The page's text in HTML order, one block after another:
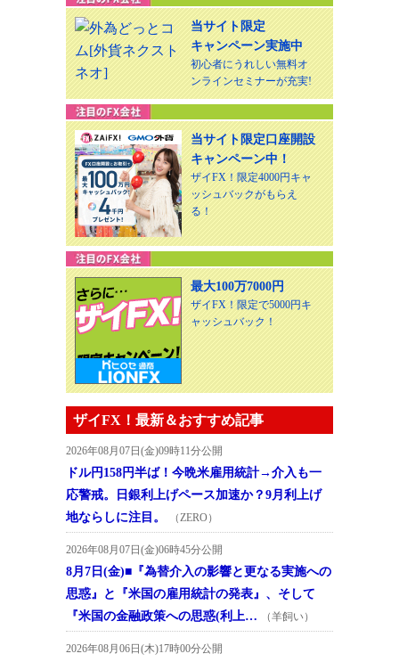
当サイト限定
キャンペーン実施中
初心者にうれしい無料オ
ンラインセミナーが充実!
当サイト限定口座開設
キャンペーン中！
ザイFX！限定4000円キャ
ッシュバックがもらえ
る！
最大100万7000円
ザイFX！限定で5000円キ
ャッシュバック！
ザイFX！最新＆おすすめ記事
2026年08月07日(金)09時11分公開
ドル円158円半ば！今晩米雇用統計→介入も一
応警戒。日銀利上げペース加速か？9月利上げ
地ならしに注目。
（ZERO）
2026年08月07日(金)06時45分公開
8月7日(金)■『為替介入の影響と更なる実施への
思惑』と『米国の雇用統計の発表』、そして
『米国の金融政策への思惑(利上…
（羊飼い）
2026年08月06日(木)17時00分公開